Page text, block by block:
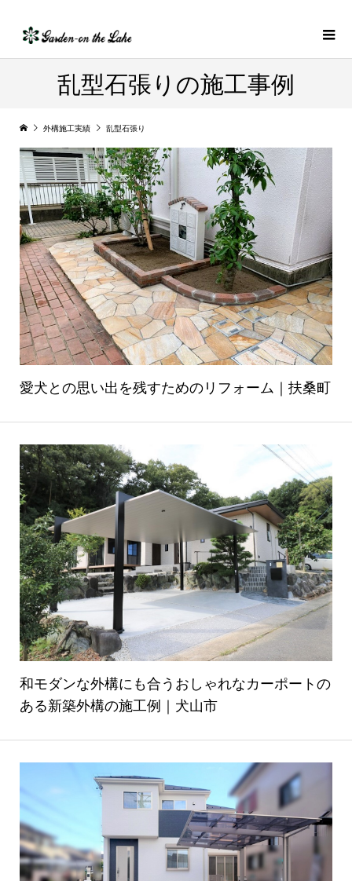
乱型石張りの施工事例
外構施工実績 乱型石張り
愛犬との思い出を残すためのリフォーム｜扶桑町
和モダンな外構にも合うおしゃれなカーポートの
ある新築外構の施工例｜犬山市